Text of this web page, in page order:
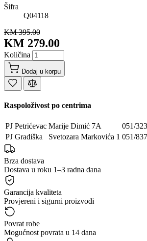
Šifra
Q04118
KM 395.00
KM 279.00
Količina
Dodaj u korpu
Raspoloživost po centrima
PJ Petrićevac Marije Dimić 7A
051/
PJ Gradiška
Svetozara Markovića 1 051/
Brza dostava
Dostava u roku 1–3 radna dana
Garancija kvaliteta
Provjereni i sigurni proizvodi
Povrat robe
Mogućnost povrata u 14 dana